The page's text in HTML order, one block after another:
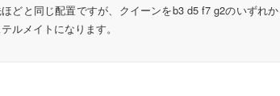
どと同じ配置ですが、クイーンをb3 d5 f7 g2のいずれか
ルメイトになります。